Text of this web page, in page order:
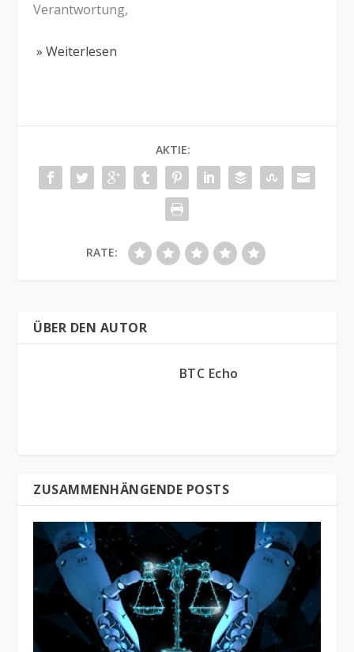
Verantwortung,
» Weiterlesen
AKTIE:
RATE:
ÜBER DEN AUTOR
BTC Echo
ZUSAMMENHÄNGENDE POSTS